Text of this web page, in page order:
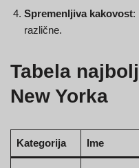
Spremenljiva kakovost:
različne.
Tabela
New Yorka
Kategorija Ime